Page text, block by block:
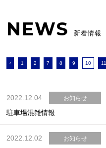
NEWS 新着情報
‹ 1 2 7 8 9 10 11
2022.12.04 お知らせ
駐車場混雑情報
2022.12.02 お知らせ